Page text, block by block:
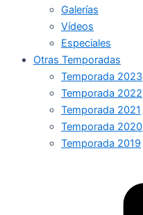
Galerías
Vídeos
Especiales
Otras Temporadas
Temporada 2023
Temporada 2022
Temporada 2021
Temporada 2020
Temporada 2019